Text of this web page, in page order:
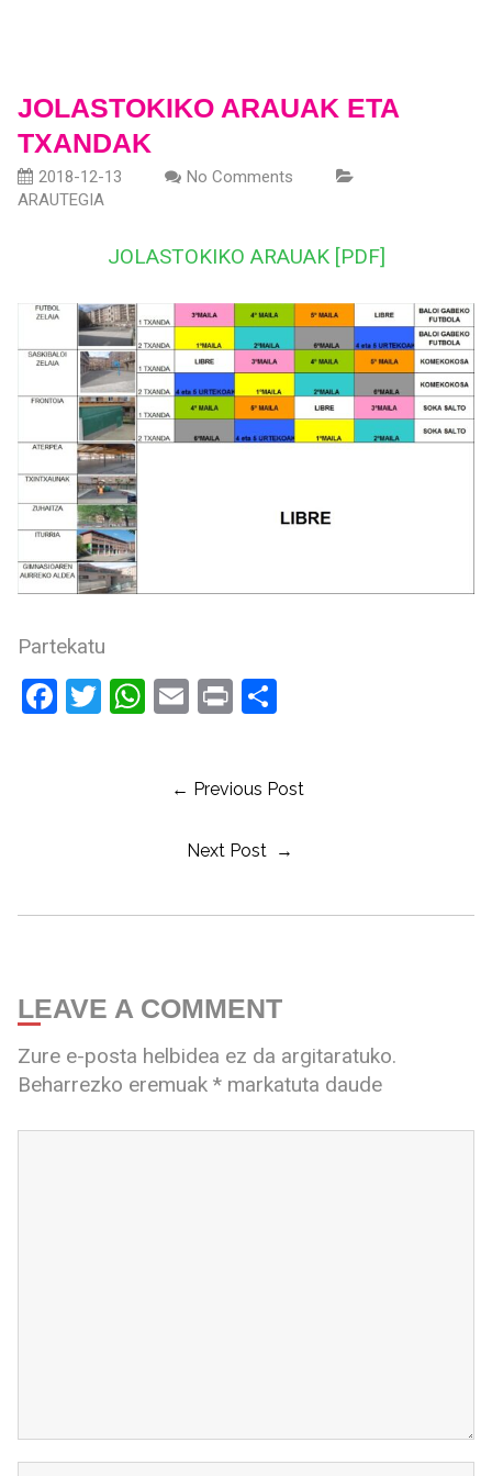
JOLASTOKIKO ARAUAK ETA
TXANDAK
2018-12-13
No Comments
ARAUTEGIA
JOLASTOKIKO ARAUAK [PDF]
Partekatu
Facebook
Twitter
WhatsApp
Email
PrintShare
← Previous Post
Next Post →
LEAVE A COMMENT
Zure e-posta helbidea ez da argitaratuko.
Beharrezko eremuak *markatuta daude